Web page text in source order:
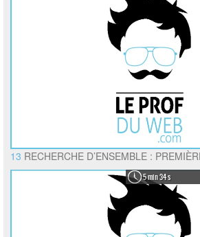
13 RECHERCHE D’ENSEMBLE :
5 min 34 s